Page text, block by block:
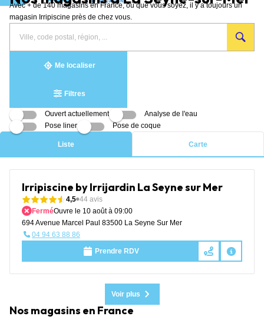
Aller au contenu
Avec + de 140 magasins en France, où que vous soyez, il y a toujours un
magasin Irripiscine près de chez vous.
Rechercher
Veuillez
renseigner
{{count}}
résultat(s)
Me localiser
Filtres
Ouvert actuellement
Analyse de l'eau
Pose liner
Pose de coque
Liste Carte
Irripiscine by Irrijardin La Seyne sur Mer
4,5 44 avis
FerméOuvre le 10 août à 09:00
694 Avenue Marcel Paul 83500 La Seyne Sur Mer
04 94 63 88 86
Prendre RDV
Voir plus
Nos magasins en France